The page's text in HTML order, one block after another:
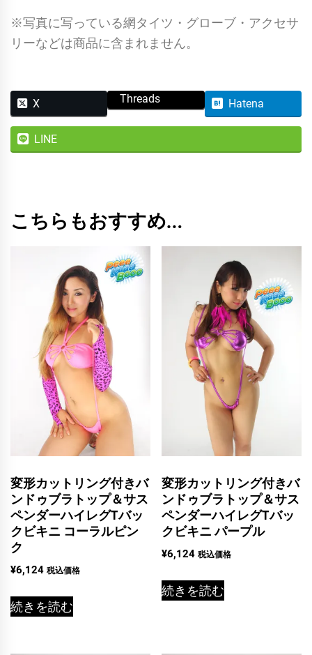
※写真に写っている網タイツ・グローブ・アクセサ
リーなどは商品に含まれません。
X Threads Hatena
LINE
こちらもおすすめ…
変形カットリング付きバ
ンドゥブラトップ＆サス
ペンダーハイレグTバッ
クビキニ コーラルピン
ク
¥6,124 税込価格
続きを読む
変形カットリング付きバ
ンドゥブラトップ＆サス
ペンダーハイレグTバッ
クビキニ パープル
¥6,124 税込価格
続きを読む